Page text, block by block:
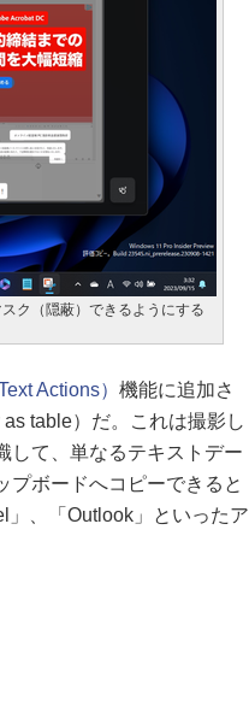
ク（隠蔽）できるようにする
Actions） 機能に追加さ
table）だ。これは撮影し
して、単なるテキストデー
プボードへコピーできると
、「Outlook」といったア